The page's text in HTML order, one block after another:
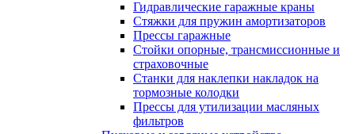
Гидравлические гаражные краны
Стяжки для пружин амортизаторов
Прессы гаражные
Стойки опорные, трансмиссионные и
страховочные
Станки для наклепки накладок на
тормозные колодки
Прессы для утилизации масляных
фильтров